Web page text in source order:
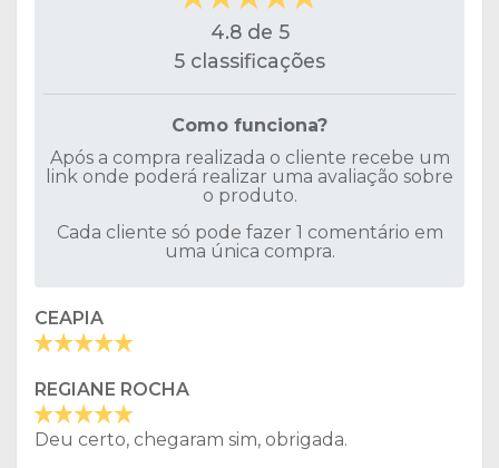
4.8 de 5
5 classificações
Como funciona?
Após a compra realizada o cliente recebe um
link onde poderá realizar uma avaliação sobre
o produto.
Cada cliente só pode fazer 1 comentário em
uma única compra.
CEAPIA
REGIANE ROCHA
Deu certo, chegaram sim, obrigada.